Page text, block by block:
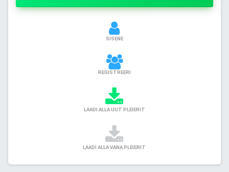
SISENE
REGISTREERI
LAADI ALLA UUT PLEIERIT
LAADI ALLA VANA PLEIERIT